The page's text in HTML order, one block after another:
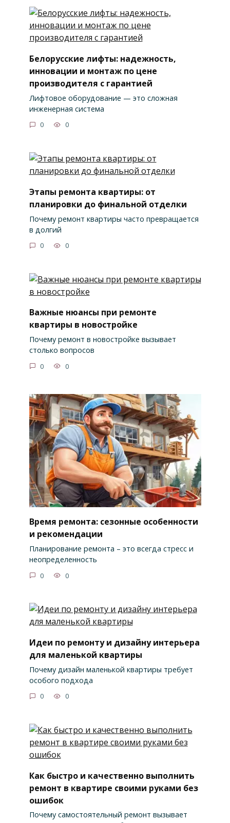
Белорусские лифты: надежность,
инновации и монтаж по цене
производителя с гарантией
Лифтовое оборудование — это сложная
инженерная система
0 0
Этапы ремонта квартиры: от
планировки до финальной отделки
Почему ремонт квартиры часто превращается
в долгий
0 0
Важные нюансы при ремонте
квартиры в новостройке
Почему ремонт в новостройке вызывает
столько вопросов
0 0
Время ремонта: сезонные особенности
и рекомендации
Планирование ремонта – это всегда стресс и
неопределенность
0 0
Идеи по ремонту и дизайну интерьера
для маленькой квартиры
Почему дизайн маленькой квартиры требует
особого подхода
0 0
Как быстро и качественно выполнить
ремонт в квартире своими руками без
ошибок
Почему самостоятельный ремонт вызывает